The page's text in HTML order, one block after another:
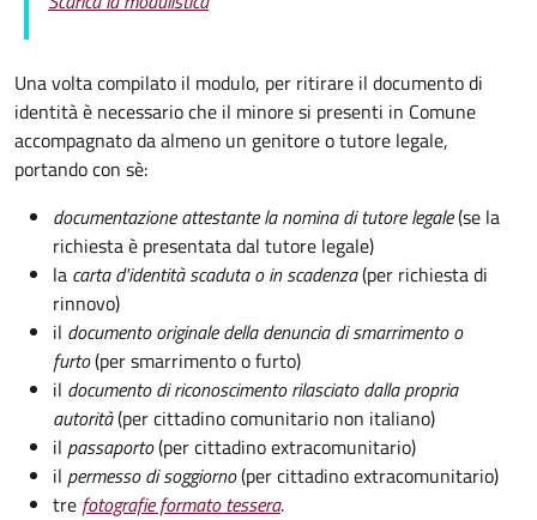
Una volta compilato il modulo, per ritirare il documento di
identità è necessario che il minore si presenti in Comune
accompagnato da almeno un genitore o tutore legale,
portando con sè:
documentazione attestante la nomina di tutore legale(se la
richiesta è presentata dal tutore legale)
la carta d'identità scaduta o in scadenza(per richiesta di
rinnovo)
il documento originale della denuncia di smarrimento o
furto(per smarrimento o furto)
il documento di riconoscimento rilasciato dalla propria
autorità(per cittadino comunitario non italiano)
il passaporto(per cittadino extracomunitario)
il permesso di soggiorno(per cittadino extracomunitario)
tre fotografie formato tessera.